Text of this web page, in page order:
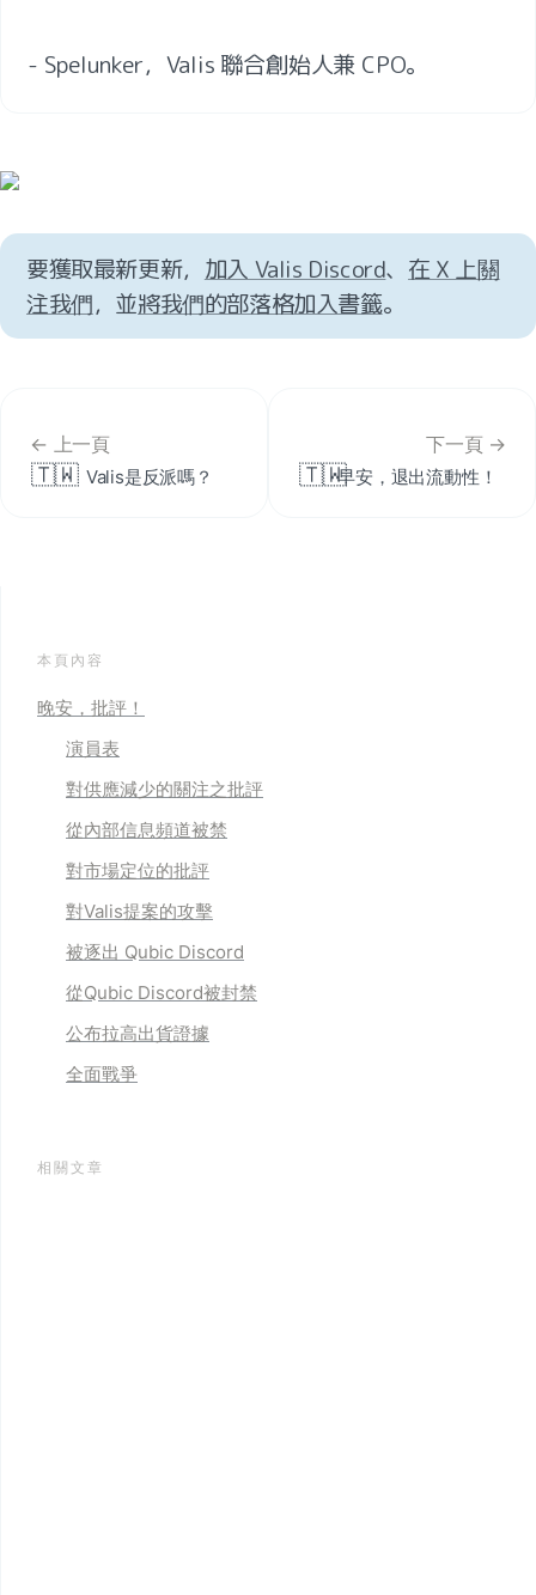
- Spelunker，Valis 聯合創始人兼 CPO。
要獲取最新更新， 加入 Valis Discord、 在 X 上關
注我們，並將我們的部落格加入書籤。
← 上一頁
🇹🇼 Valis是反派嗎？
下一頁 →
🇹🇼早安，退出流動性！
本頁內容
晚安，批評！
演員表
對供應減少的關注之批評
從內部信息頻道被禁
對市場定位的批評
對Valis提案的攻擊
被逐出 Qubic Discord
從Qubic Discord被封禁
公布拉高出貨證據
全面戰爭
相關文章